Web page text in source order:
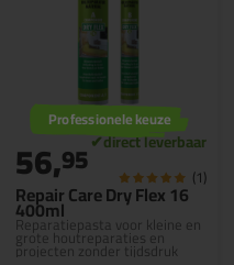
Repair Care Dry Flex 16
400ml
Reparatiepasta voor kleine en
grote houtreparaties en
projecten zonder tijdsdruk
Professionele keuze
56,95 (1)